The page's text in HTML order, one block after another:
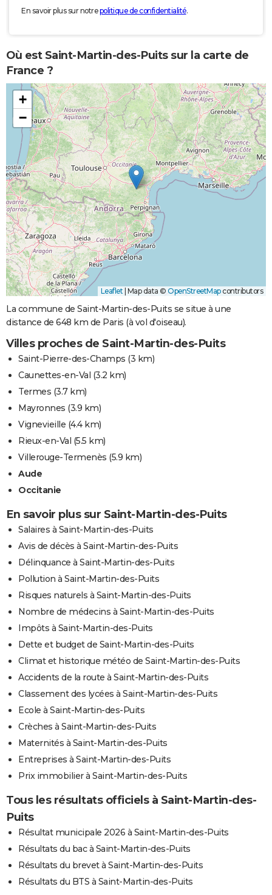
En savoir plus sur notrepolitique de confidentialité.
Où est Saint-Martin-des-Puits sur la carte de
France ?
+
−
Leaflet Map data © OpenStreetMapcontributors
La commune de Saint-Martin-des-Puits se situe à une
distance de 648 km de Paris (à vol d'oiseau).
Villes proches de Saint-Martin-des-Puits
Saint-Pierre-des-Champs (3 km)
Caunettes-en-Val (3.2 km)
Termes (3.7 km)
Mayronnes (3.9 km)
Vignevieille (4.4 km)
Rieux-en-Val (5.5 km)
Villerouge-Termenès (5.9 km)
Aude
Occitanie
En savoir plus sur Saint-Martin-des-Puits
Salaires à Saint-Martin-des-Puits
Avis de décès à Saint-Martin-des-Puits
Délinquance à Saint-Martin-des-Puits
Pollution à Saint-Martin-des-Puits
Risques naturels à Saint-Martin-des-Puits
Nombre de médecins à Saint-Martin-des-Puits
Impôts à Saint-Martin-des-Puits
Dette et budget de Saint-Martin-des-Puits
Climat et historique météo de Saint-Martin-des-Puits
Accidents de la route à Saint-Martin-des-Puits
Classement des lycées à Saint-Martin-des-Puits
Ecole à Saint-Martin-des-Puits
Crèches à Saint-Martin-des-Puits
Maternités à Saint-Martin-des-Puits
Entreprises à Saint-Martin-des-Puits
Prix immobilier à Saint-Martin-des-Puits
Tous les résultats officiels à Saint-Martin-des-
Puits
Résultat municipale 2026 à Saint-Martin-des-Puits
Résultats du bac à Saint-Martin-des-Puits
Résultats du brevet à Saint-Martin-des-Puits
Résultats du BTS à Saint-Martin-des-Puits